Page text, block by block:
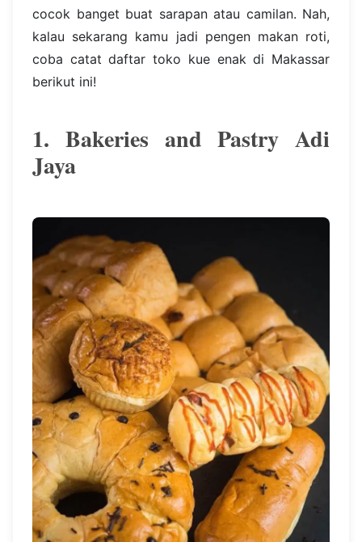
cocok banget buat sarapan atau camilan. Nah,
kalau sekarang kamu jadi pengen makan roti,
coba catat daftar toko kue enak di Makassar
berikut ini!
1. Bakeries and Pastry Adi
Jaya